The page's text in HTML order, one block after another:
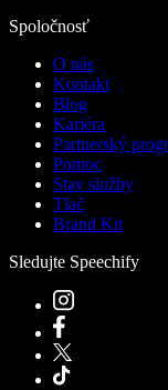
Spoločnosť
O nás
Kontakt
Blog
Kariéra
Partnerský
Pomoc
Stav služby
Tlač
Brand Kit
Sledujte Speechify